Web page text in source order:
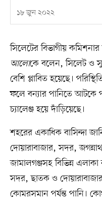
১৮ জুন ২০২২
সিলেটের বিভাগীয়
আলোকে বলেন, সিলেট ও
বেশি প্লাবিত হয়েছে।
ফলে বন্যার পানিতে আটকে
চ্যালেঞ্জ হয়ে দাঁড়িয়েছে।
শহরের একাধিক বাসিন্দা
দোয়ারাবাজার, সদর,
জামালগঞ্জসহ বিভিন্ন
সদর, ছাতক ও
কোমরসমান পর্যন্ত পানি।